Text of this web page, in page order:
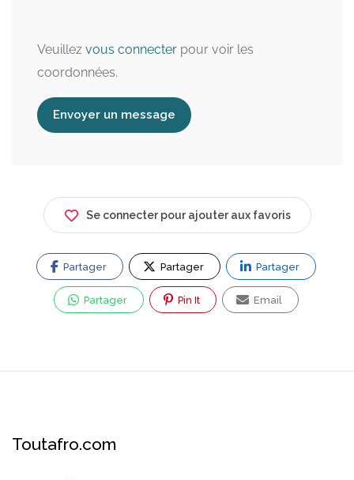
Veuillez vous connecter pour voir les
coordonnées.
Envoyer un message
Se connecter pour ajouter aux favoris
Partager Partager Partager
Partager Pin It Email
Toutafro.com